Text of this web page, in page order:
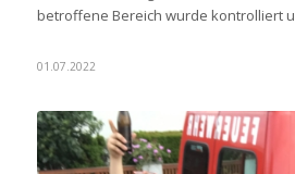
betroffene Bereich wurde kontrolliert
01.07.2022